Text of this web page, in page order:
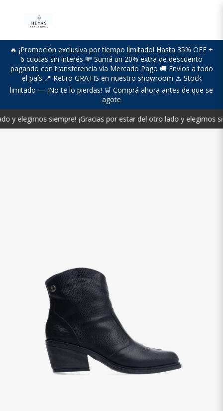
🔥 ¡Promoción exclusiva por tiempo limitado! Hasta 35% OFF +
6 cuotas sin interés 💸 Sumá un 20% extra de descuento
pagando con transferencia vía Mercado Pago 🚚 Envíos a todo
el país 📍 Retiro GRATIS en nuestro showroom ⚠️ Stock
limitado — ¡No te lo pierdas! 🛒 Comprá ahora antes de que se
agote
y elegirnos siempre! ¡Gracias por estar del otro lado y elegirnos